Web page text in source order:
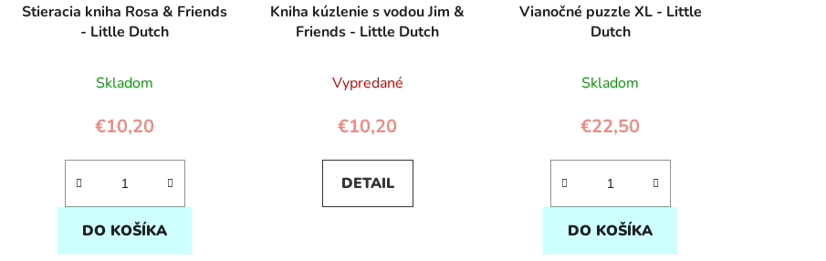
Stieracia kniha Rosa & Friends
- Litlle Dutch
Skladom
€10,20
DO KOŠÍKA
Kniha kúzlenie s vodou Jim &
Friends - Little Dutch
Vypredané
€10,20
DETAIL
Vianočné puzzle XL - Little
Dutch
Skladom
€22,50
DO KOŠÍKA